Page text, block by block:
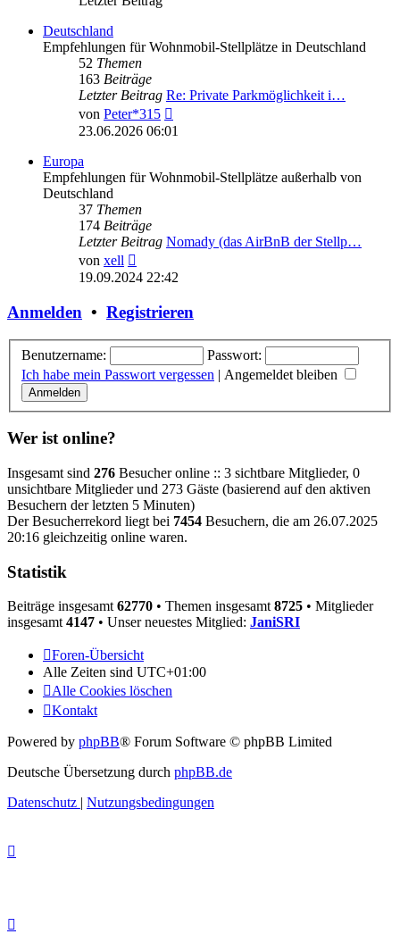
Deutschland
Empfehlungen für Wohnmobil-Stellplätze in Deutschland
52 Themen
163 Beiträge
Letzter Beitrag Re: Private Parkmöglichkeit i…
von Peter*315
Beitrag
23.06.2026 06:01
Europa
Empfehlungen für Wohnmobil-Stellplätze außerhalb von
Deutschland
37 Themen
174 Beiträge
Letzter Beitrag Nomady (das AirBnB der Stellp…
von xell
Beitrag
19.09.2024 22:42
Anmelden • Registrieren
Benutzername:
Passwort:
Ich habe mein Passwort vergessen | Angemeldet bleiben
Wer ist online?
Insgesamt sind 276 Besucher online :: 3 sichtbare Mitglieder, 0
unsichtbare Mitglieder und 273 Gäste (basierend auf den aktiven
Besuchern der letzten 5 Minuten)
Der Besucherrekord liegt bei 7454 Besuchern, die am 26.07.2025
20:16 gleichzeitig online waren.
Statistik
Beiträge insgesamt 62770 • Themen insgesamt 8725 • Mitglieder
insgesamt 4147 • Unser neuestes Mitglied: JaniSRI
Foren-Übersicht
Alle Zeiten sind UTC+01:00
Alle Cookies löschen
Kontakt
Powered by phpBB® Forum Software © phpBB Limited
Deutsche Übersetzung durch phpBB.de
Datenschutz | Nutzungsbedingungen